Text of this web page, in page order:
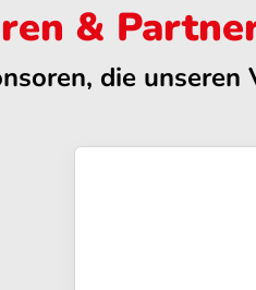
&
die unseren